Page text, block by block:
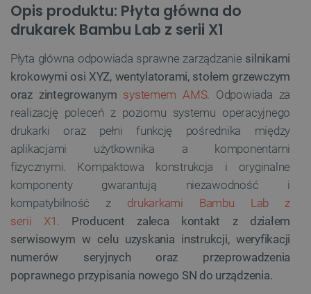
Opis produktu: Płyta główna do
drukarek Bambu Lab z serii X1
Płyta główna odpowiada sprawne zarządzanie silnikami
krokowymi osi XYZ, wentylatorami, stołem grzewczym
oraz zintegrowanym systemem AMS. Odpowiada za
realizację poleceń z poziomu systemu operacyjnego
drukarki oraz pełni funkcję pośrednika między
aplikacjami użytkownika a komponentami
fizycznymi. Kompaktowa konstrukcja i oryginalne
komponenty gwarantują niezawodność i
kompatybilność z drukarkami Bambu Lab z
serii X1 . Producent zaleca kontakt z działem
serwisowym w celu uzyskania instrukcji, weryfikacji
numerów seryjnych oraz przeprowadzenia
poprawnego przypisania nowego SN do urządzenia.